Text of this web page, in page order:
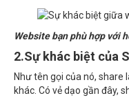
Website bạn phù hợp với
2.Sự khác biệt của
Như tên gọi của nó, share
khác. Có vẻ dạo gần đây,